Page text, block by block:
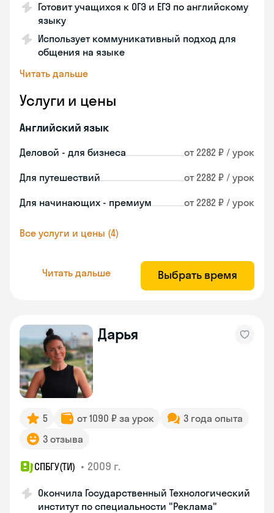
Готовит учащихся к ОГЭ и ЕГЭ по английскому
языку
Использует коммуникативный подход для
общения на языке
Читать дальше
Услуги и цены
Английский язык
Деловой - для бизнеса от 2282 ₽ / урок
Для путешествий от 2282 ₽ / урок
Для начинающих - премиум от 2282 ₽ / урок
Все услуги и цены (4)
Читать дальше Выбрать время
Дарья
5 от 1090 ₽ за урок
3 года опыта
3 отзыва
СПБГУ(ТИ) • 2009 г.
Окончила Государственный Технологический
институт по специальности "Реклама"